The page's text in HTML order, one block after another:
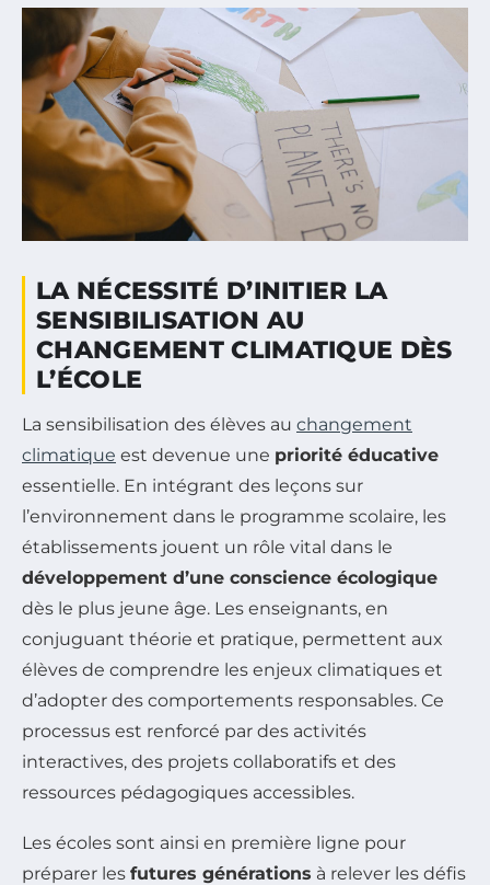
LA NÉCESSITÉ D’INITIER LA
SENSIBILISATION AU
CHANGEMENT CLIMATIQUE DÈS
L’ÉCOLE
La sensibilisation des élèves au changement
climatique est devenue une priorité éducative
essentielle. En intégrant des leçons sur
l’environnement dans le programme scolaire, les
établissements jouent un rôle vital dans le
développement d’une conscience écologique
dès le plus jeune âge. Les enseignants, en
conjuguant théorie et pratique, permettent aux
élèves de comprendre les enjeux climatiques et
d’adopter des comportements responsables. Ce
processus est renforcé par des activités
interactives, des projets collaboratifs et des
ressources pédagogiques accessibles.
Les écoles sont ainsi en première ligne pour
préparer les futures générations à relever les défis